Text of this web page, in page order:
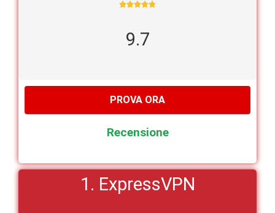

9.7
PROVA ORA
Recensione
1. ExpressVPN